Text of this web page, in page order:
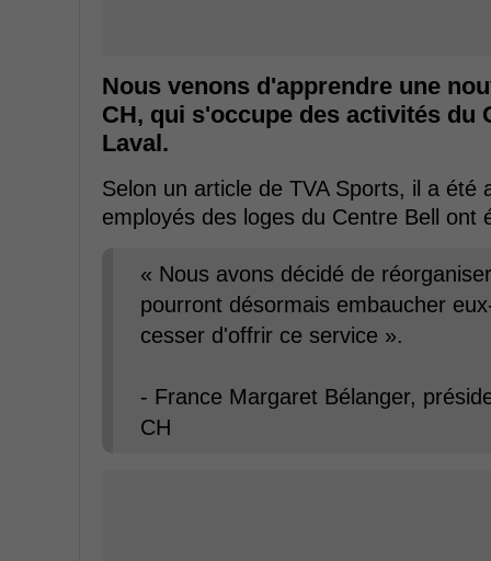
Nous venons d'apprendre une
CH, qui s'occupe des activités du
Laval.
Selon un article de TVA Sports, il a été
employés des loges du Centre Bell ont
« Nous avons décidé de
pourront désormais embaucher
cesser d'offrir ce service ».
- France Margaret Bélanger,
CH